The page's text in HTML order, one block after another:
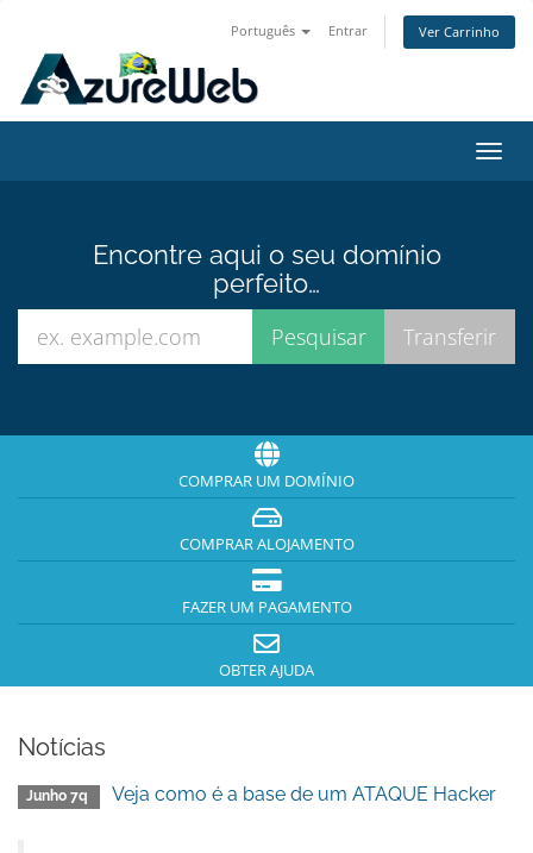
Português Entrar Ver Carrinho
Encontre aqui o seu domínio
perfeito…
COMPRAR UM DOMÍNIO
COMPRAR ALOJAMENTO
FAZER UM PAGAMENTO
OBTER AJUDA
Notícias
Junho 7q Veja como é a base de um ATAQUE Hacker